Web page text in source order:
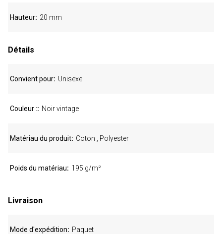
Hauteur 20 mm
Détails
Convient pour Unisexe
Couleur : Noir vintage
Matériau du produit Coton , Polyester
Poids du matériau 195 g/m²
Livraison
Mode d'expédition Paquet